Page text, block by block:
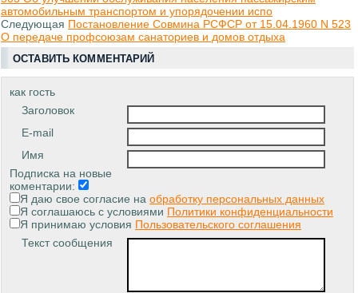
автомобильным транспортом и упорядочении испо
Следующая Постановление Совмина РСФСР от 15.04.1960 N 523
О передаче профсоюзам санаториев и домов отдыха
ОСТАВИТЬ КОММЕНТАРИЙ
как гость
Заголовок
E-mail
Имя
Подписка на новые
коментарии:
Я даю свое согласие на обработку персональных данных
Я соглашаюсь с условиями Политики конфиденциальности
Я принимаю условия Пользовательского соглашения
Текст сообщения